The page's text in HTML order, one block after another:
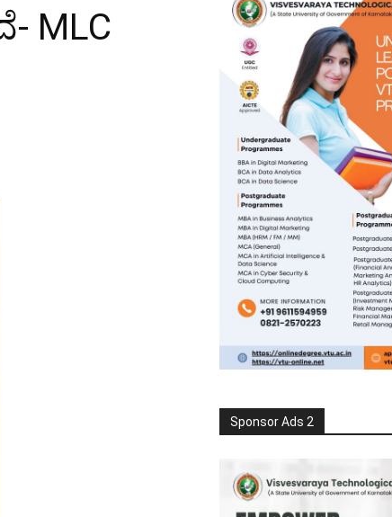
MLC
Sponsor Ads 2